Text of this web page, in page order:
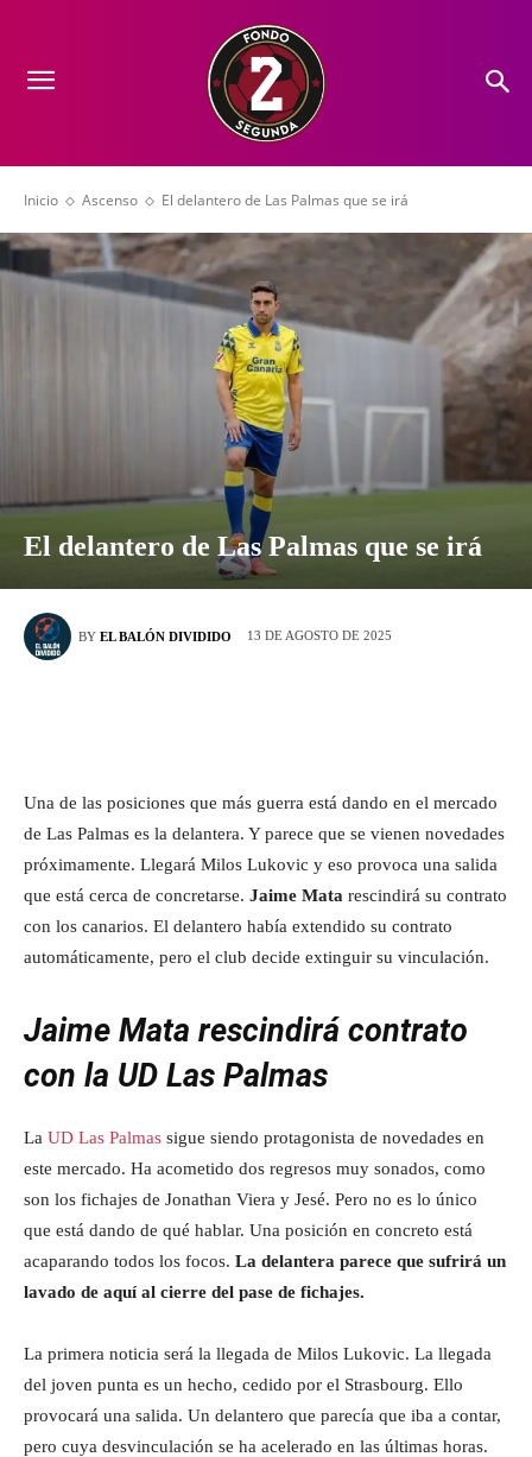
Inicio Ascenso El delantero de Las Palmas que se irá
El delantero de Las Palmas que se irá
BY EL BALÓN DIVIDIDO 13 DE AGOSTO DE 2025
Una de las posiciones que más guerra está dando en el mercado
de Las Palmas es la delantera. Y parece que se vienen novedades
próximamente. Llegará Milos Lukovic y eso provoca una salida
que está cerca de concretarse. Jaime Mata rescindirá su contrato
con los canarios. El delantero había extendido su contrato
automáticamente, pero el club decide extinguir su vinculación.
Jaime Mata rescindirá contrato
con la UD Las Palmas
La UD Las Palmas sigue siendo protagonista de novedades en
este mercado. Ha acometido dos regresos muy sonados, como
son los fichajes de Jonathan Viera y Jesé. Pero no es lo único
que está dando de qué hablar. Una posición en concreto está
acaparando todos los focos. La delantera parece que sufrirá un
lavado de aquí al cierre del pase de fichajes.
La primera noticia será la llegada de Milos Lukovic. La llegada
del joven punta es un hecho, cedido por el Strasbourg. Ello
provocará una salida. Un delantero que parecía que iba a contar,
pero cuya desvinculación se ha acelerado en las últimas horas.